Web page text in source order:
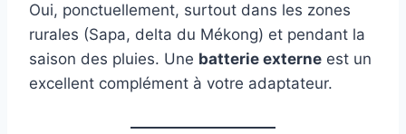
Oui, ponctuellement, surtout dans les zones
rurales (Sapa, delta du Mékong) et pendant la
saison des pluies. Une batterie externe est un
excellent complément à votre adaptateur.